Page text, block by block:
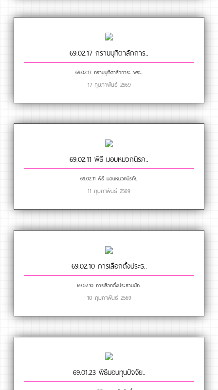
69.02.17 กราบมุทิตาสักการ..
69.02.17 กราบมุทิตาสักการะ พระ..
17 กุมภาพันธ์ 2569
69.02.11 พิธี มอบหมวกนิรภ..
69.02.11 พิธี มอบหมวกนิรภัย
11 กุมภาพันธ์ 2569
69.02.10 การเลือกตั้งประธ..
69.02.10 การเลือกตั้งประธานนัก..
10 กุมภาพันธ์ 2569
69.01.23 พิธีมอบทุนปัจจัย..